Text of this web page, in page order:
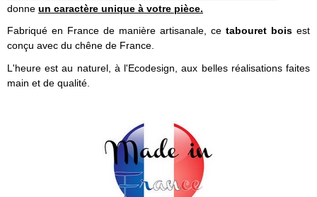
donne un caractère unique à votre pièce.
Fabriqué en France de manière artisanale, ce tabouret bois est
conçu avec du chêne de France.
L'heure est au naturel, à l'Ecodesign, aux belles réalisations faites
main et de qualité.